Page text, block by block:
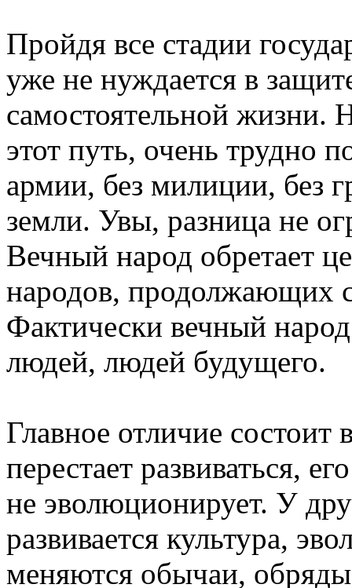
Пройдя все стадии
уже не нуждается в
самостоятельной
этот путь, очень трудно
армии, без милиции, без
земли. Увы, разница не
Вечный народ обретает
народов, продолжающих
Фактически вечный
людей, людей будущего.
Главное отличие
перестает развиваться,
не эволюционирует. У
развивается культура,
меняются обычаи,